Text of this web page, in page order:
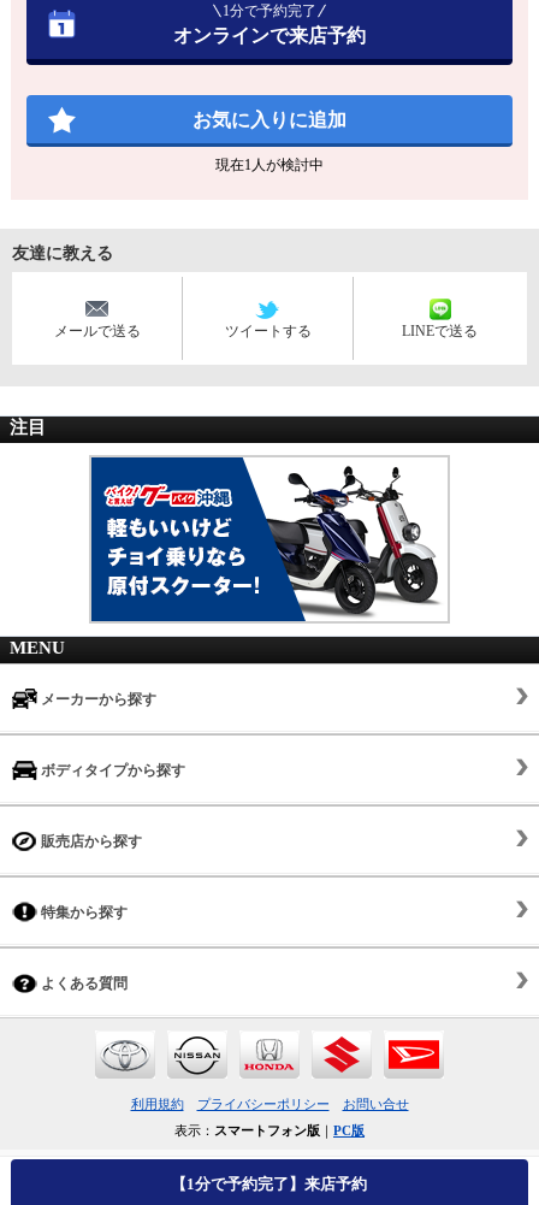
1分で予約完了
オンラインで来店予約
お気に入りに追加
現在1 人が検討中
友達に教える
メールで送る ツイートする LINEで送る
【1分で予約完了】来店予約
注目
MENU
メーカーから探す
ボディタイプから探す
販売店から探す
特集から探す
よくある質問
利用規約 プライバシーポリシー
お問い合せ
表示： スマートフォン版 ｜ PC版